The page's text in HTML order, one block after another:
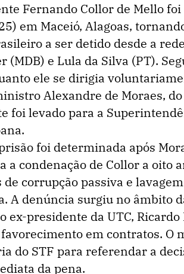
Fernando Collor de Mello
em Maceió, Alagoas,
a ser detido desde a
(MDB) e Lula da Silva (PT).
ele se dirigia
Alexandre de Moraes,
foi levado para a
foi determinada após
a condenação de Collor a oito
corrupção passiva e
A denúncia surgiu no âmbito
ex-presidente da UTC,
em contratos. O
do STF para referendar a
da pena.